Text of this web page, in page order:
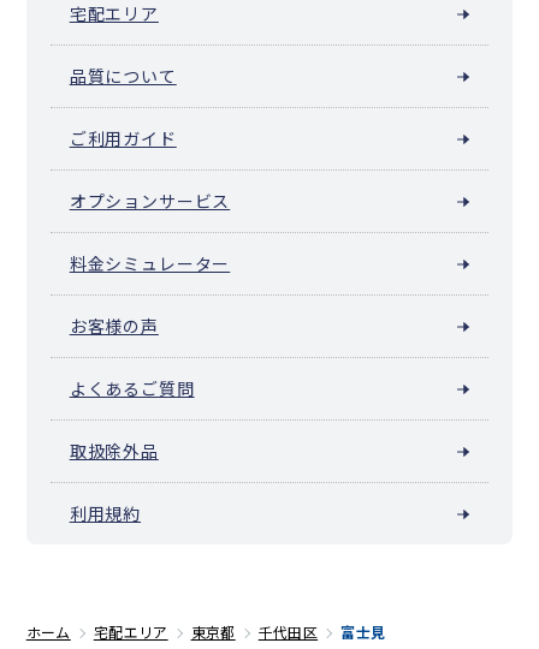
宅配エリア
品質について
ご利用ガイド
オプションサービス
料金シミュレーター
お客様の声
よくあるご質問
取扱除外品
利用規約
ホーム 宅配エリア 東京都 千代田区 富士見